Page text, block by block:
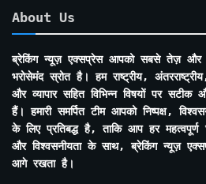
About Us
ब्रेकिंग न्यूज़ एक्सप्रेस आपको सबसे तेज़ और
भरोसेमंद स्रोत है। हम राष्ट्रीय,
और व्यापार सहित विभिन्न विषयों पर सटीक
हैं। हमारी समर्पित टीम आपको निष्पक्ष,
के लिए प्रतिबद्ध है, ताकि आप हर
और विश्वसनीयता के साथ, ब्रेकिंग न्यूज़
आगे रखता है।